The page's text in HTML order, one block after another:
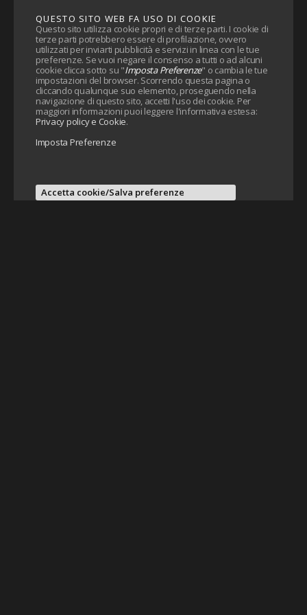
QUESTO SITO WEB FA USO DI COOKIE
Questo sito utilizza cookie propri e di terze parti. I cookie di
terze parti potrebbero essere di profilazione, ovvero
utilizzati per inviarti pubblicità e servizi in linea con le tue
preferenze. Se vuoi negare il consenso a tutti o ad alcuni
cookie clicca sotto su "Imposta Preferenze" o cambia le tue
impostazioni del browser. Scorrendo questa pagina o
cliccando qualunque suo elemento, proseguendo nella
navigazione di questo sito, accetti l'uso dei cookie. Per
maggiori informazioni puoi leggere l'informativa estesa:
Privacy policy e Cookie.
Imposta Preferenze
Accetta cookie/Salva preferenze